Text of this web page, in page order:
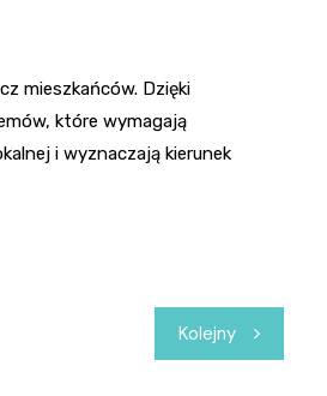
mieszkańców. Dzięki
które wymagają
i wyznaczają kierunek
Kolejny